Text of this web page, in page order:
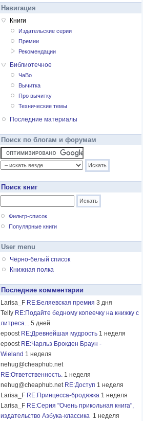
Навигация
Книги
Издательские серии
Премии
Рекомендации
Библиотечное
ЧаВо
Вычитка
Про вычитку
Технические темы
Последние материалы
Поиск по блогам и форумам
Поиск книг
Фильтр-список
Популярные книги
User menu
Чёрно-белый список
Книжная полка
Последние комментарии
Larisa_F RE:Беляевская премия 3 дня
Telly RE:Подайте бедному копеечку на книжку с
литреса... 5 дней
epoost RE:Древнейшая мудрость 1 неделя
epoost RE:Чарльз Брокден Браун -
Wieland 1 неделя
nehug@cheaphub.net
RE:Ответственность. 1 неделя
nehug@cheaphub.net RE:Доступ 1 неделя
Larisa_F RE:Принцесса-бродяжка 1 неделя
Larisa_F RE:Серия "Очень прикольная книга",
издательство Азбука-классика 1 неделя